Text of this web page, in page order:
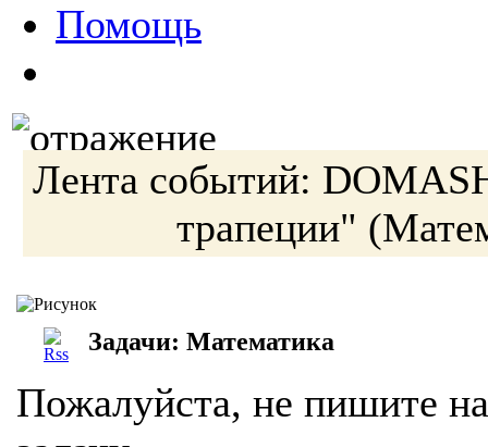
Помощь
Лента событий:
трапеции"
Задачи: Математика
Пожалуйста, не пишите